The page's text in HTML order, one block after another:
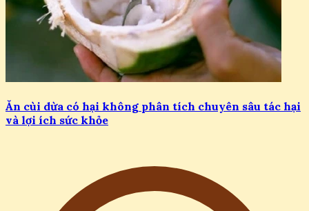
Ăn cùi dừa có hại không phân tích chuyên sâu tác hại
và lợi ích sức khỏe